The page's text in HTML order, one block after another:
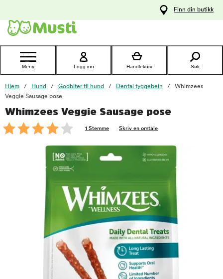
Kontakt
kundeservice
Finn din butikk
Meny Logg inn Handlekurv Søk
Hjem Hund Godbiter til hund Dental tyggebein
Whimzees
Veggie Sausage pose
Whimzees Veggie Sausage pose
1 Stemme Skriv en omtale
foo